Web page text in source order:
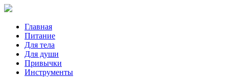
Главная
Питание
Для тела
Для души
Привычки
Инструменты